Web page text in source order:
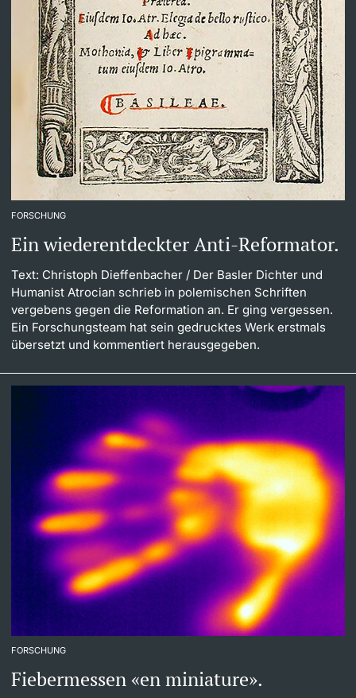
FORSCHUNG
Ein wiederentdeckter Anti-Reformator.
Text: Christoph Dieffenbacher / Der Basler Dichter und
Humanist Atrocian schrieb in polemischen Schriften
vergebens gegen die Reformation an. Er ging vergessen.
Ein Forschungsteam hat sein gedrucktes Werk erstmals
übersetzt und kommentiert herausgegeben.
FORSCHUNG
Fiebermessen «en miniature».